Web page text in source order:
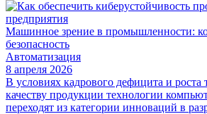
Машинное зрение в промышленности:
безопасность
Автоматизация
8 апреля 2026
В условиях кадрового дефицита и роста
качеству продукции технологии
переходят из категории инноваций в